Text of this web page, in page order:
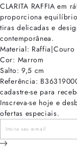
CLARITA RAFFIA em
proporciona
tiras delicadas e
contemporânea.
Material: Raffia|Couro
Cor: Marrom
Salto: 9,5 cm
Referência:
cadastre-se para
Inscreva-se hoje e
ofertas especiais.